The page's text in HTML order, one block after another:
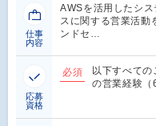
仕事
内容
AWSを活用したシ
スに関する営業活動
ンドセ…
応募
資格
必須
以下すべて
の営業経験